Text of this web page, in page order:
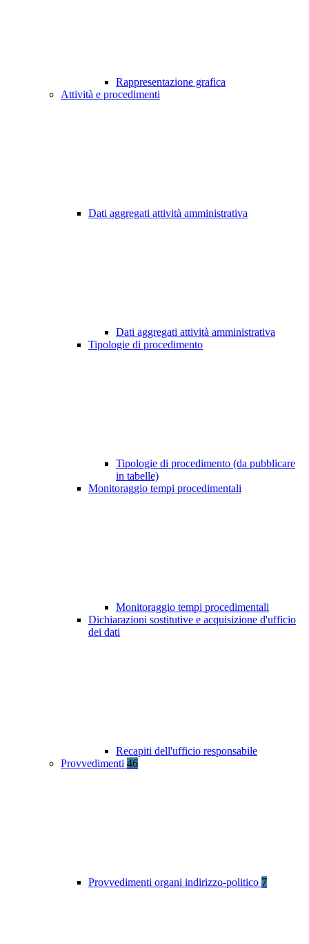
Rappresentazione grafica
Attività e procedimenti
Dati aggregati attività amministrativa
Dati aggregati attività amministrativa
Tipologie di procedimento
Tipologie di procedimento (da pubblicare
in tabelle)
Monitoraggio tempi procedimentali
Monitoraggio tempi procedimentali
Dichiarazioni sostitutive e acquisizione d'ufficio
dei dati
Recapiti dell'ufficio responsabile
Provvedimenti 46
Provvedimenti organi indirizzo-politico 7